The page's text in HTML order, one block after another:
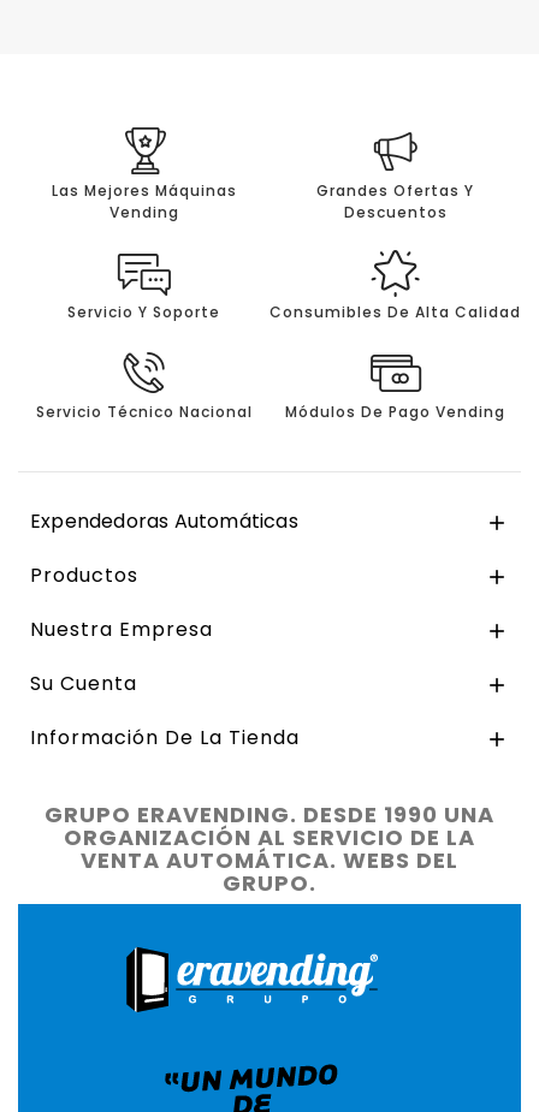
Las Mejores Máquinas
Vending
Grandes Ofertas Y
Descuentos
Servicio Y Soporte Consumibles De Alta Calidad
Servicio Técnico Nacional Módulos De Pago Vending
Expendedoras Automáticas 
Productos 
Nuestra Empresa 
Su Cuenta 
Información De La Tienda 
GRUPO ERAVENDING. DESDE 1990 UNA
ORGANIZACIÓN AL SERVICIO DE LA
VENTA AUTOMÁTICA. WEBS DEL
GRUPO.